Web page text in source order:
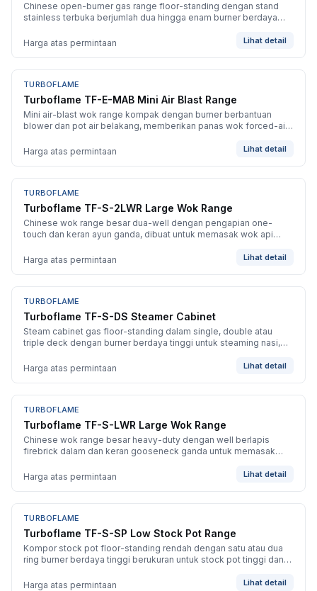
Chinese open-burner gas range floor-standing dengan stand
stainless terbuka berjumlah dua hingga enam burner berdaya
Harga atas permintaan
Lihat detail
BARU
TURBOFLAME
Turboflame TF-E-MAB Mini Air Blast Range
Mini air-blast wok range kompak dengan burner berbantuan
blower dan pot air belakang, memberikan panas wok forced-air
Harga atas permintaan
Lihat detail
BARU
TURBOFLAME
Turboflame TF-S-2LWR Large Wok Range
Chinese wok range besar dua-well dengan pengapian one-
touch dan keran ayun ganda, dibuat untuk memasak wok api
Harga atas permintaan
Lihat detail
BARU
TURBOFLAME
Turboflame TF-S-DS Steamer Cabinet
Steam cabinet gas floor-standing dalam single, double atau
triple deck dengan burner berdaya tinggi untuk steaming nasi,
Harga atas permintaan
Lihat detail
BARU
TURBOFLAME
Turboflame TF-S-LWR Large Wok Range
Chinese wok range besar heavy-duty dengan well berlapis
firebrick dalam dan keran gooseneck ganda untuk memasak
Harga atas permintaan
Lihat detail
BARU
TURBOFLAME
Turboflame TF-S-SP Low Stock Pot Range
Kompor stock pot floor-standing rendah dengan satu atau dua
ring burner berdaya tinggi berukuran untuk stock pot tinggi dan
Harga atas permintaan
Lihat detail